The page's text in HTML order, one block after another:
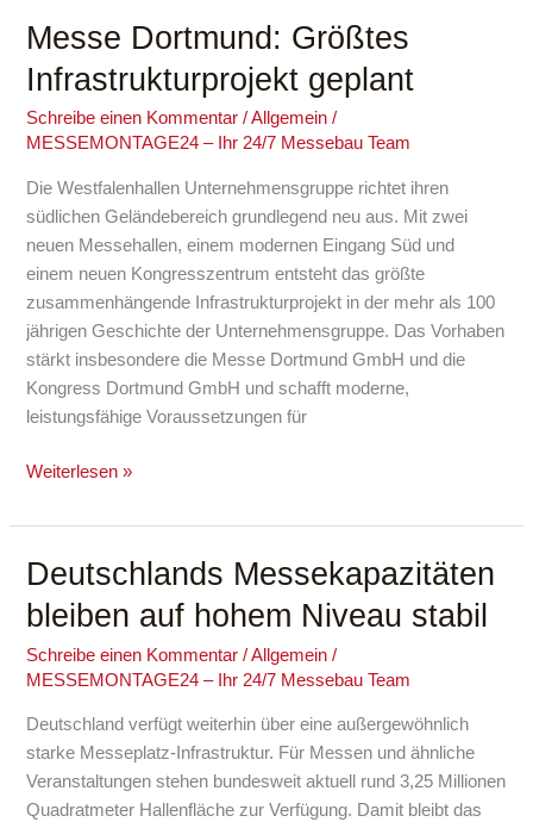
Messe Dortmund: Größtes
Infrastrukturprojekt geplant
Schreibe einen Kommentar /Allgemein /
MESSEMONTAGE24 – Ihr 24/7 Messebau Team
Die Westfalenhallen Unternehmensgruppe richtet ihren
südlichen Geländebereich grundlegend neu aus. Mit zwei
neuen Messehallen, einem modernen Eingang Süd und
einem neuen Kongresszentrum entsteht das größte
zusammenhängende Infrastrukturprojekt in der mehr als 100
jährigen Geschichte der Unternehmensgruppe. Das Vorhaben
stärkt insbesondere die Messe Dortmund GmbH und die
Kongress Dortmund GmbH und schafft moderne,
leistungsfähige Voraussetzungen für
Größtes
geplant
Weiterlesen »
Deutschlands Messekapazitäten
bleiben auf hohem Niveau stabil
Schreibe einen Kommentar /Allgemein /
MESSEMONTAGE24 – Ihr 24/7 Messebau Team
Deutschland verfügt weiterhin über eine außergewöhnlich
starke Messeplatz-Infrastruktur. Für Messen und ähnliche
Veranstaltungen stehen bundesweit aktuell rund 3,25 Millionen
Quadratmeter Hallenfläche zur Verfügung. Damit bleibt das
Deutschlands
bleiben
auf
hohem